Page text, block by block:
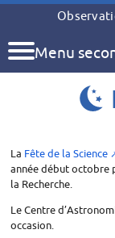
Menu
La Fête de la Science
année début octobre
la Recherche.
Le Centre
occasion.